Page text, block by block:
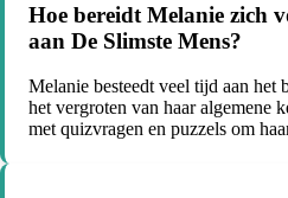
Hoe bereidt Melanie zich
aan De Slimste Mens?
Melanie besteedt veel tijd aan het
het vergroten van haar algemene
met quizvragen en puzzels om